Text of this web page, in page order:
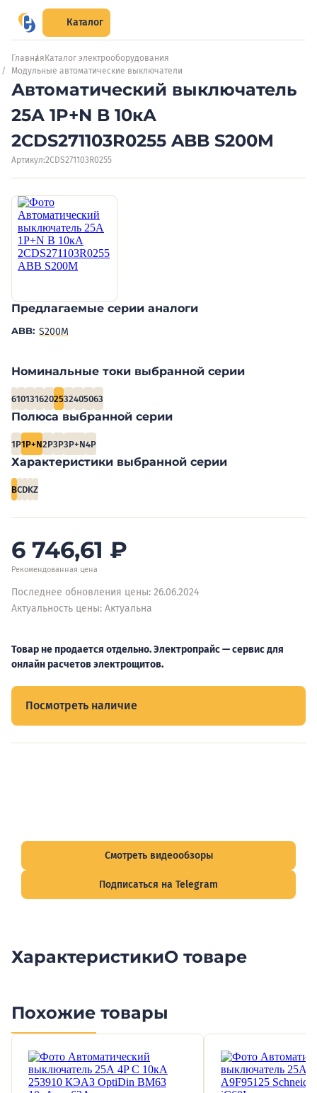
Каталог
Главная Каталог электрооборудования
Модульные автоматические выключатели
Автоматический выключатель
25А 1P+N B 10кА
2CDS271103R0255 ABB S200M
Артикул:2CDS271103R0255
Предлагаемые серии аналоги
ABB: S200M
Номинальные токи выбранной серии
6101316202532405063
Полюса выбранной серии
1P1P+N2P3P3P+N4P
Характеристики выбранной серии
BCDKZ
6 746,61 ₽
Рекомендованная цена
Последнее обновления цены: 26.06.2024
Актуальность цены: Актуальна
Товар не продается отдельно. Электропрайс — сервис для
онлайн расчетов электрощитов.
Посмотреть наличие
Смотреть видеообзоры
Подписаться на Telegram
ХарактеристикиО товаре
Похожие товары